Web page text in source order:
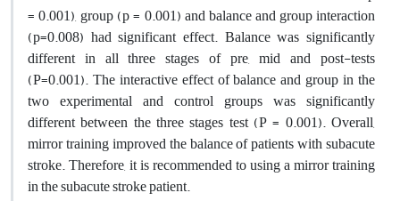
= 0.001), group (p = 0.001) and balance and group interaction
(p=0.008) had significant effect. Balance was significantly
different in all three stages of pre, mid and post-tests
(P=0.001). The interactive effect of balance and group in the
two experimental and control groups was significantly
different between the three stages test (P = 0.001). Overall,
mirror training improved the balance of patients with subacute
stroke. Therefore, it is recommended to using a mirror training
in the subacute stroke patient.